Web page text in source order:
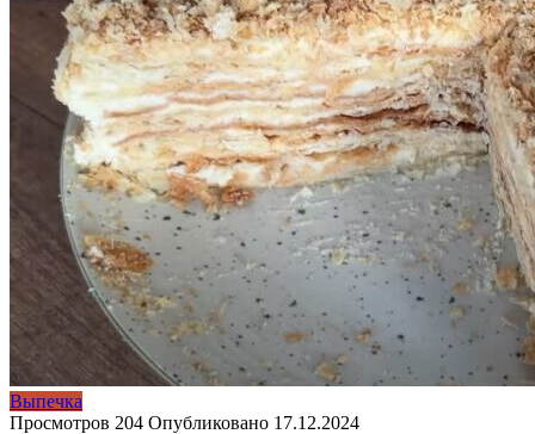
Выпечка
Просмотров 204 Опубликовано 17.12.2024